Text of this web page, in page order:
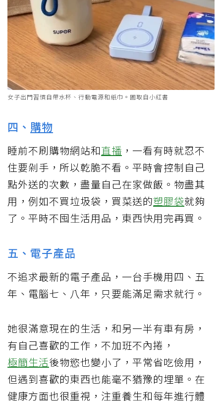
女子出門習慣自帶水杯、行動電源和紙巾。圖取自小紅書
四、 購物
睡前不刷購物網站和直播 ，一看有時就忍不
住要剁手，所以乾脆不看。平時會控制自己
點外送的次數，盡量自己在家做飯。物盡其
用，例如不買垃圾袋，買菜送的塑膠袋就夠
了。平時不囤生活用品，東西快用完再買。
五、電子產品
不追求最新的電子產品，一台手機用四、五
年、電腦七、八年，只要能滿足需求就行。
她很滿意現在的生活，和另一半有車有房，
有自己喜歡的工作，不加班不內捲，
極簡生活後物慾也變小了，平常省吃儉用，
但遇到喜歡的東西也能毫不猶豫的埋單。在
健康方面也很重視，注重養生和每年進行體